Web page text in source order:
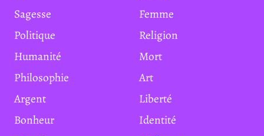
Sagesse
Femme
Politique
Religion
Humanité
Mort
Philosophie
Art
Argent
Liberté
Bonheur
Identité